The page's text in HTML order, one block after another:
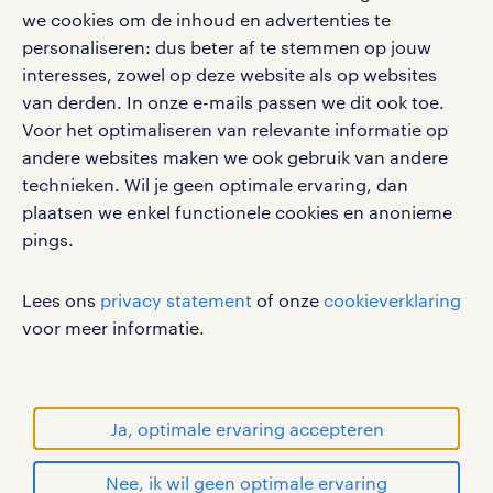
we cookies om de inhoud en advertenties te
personaliseren: dus beter af te stemmen op jouw
interesses, zowel op deze website als op websites
van derden. In onze e-mails passen we dit ook toe.
Voor het optimaliseren van relevante informatie op
andere websites maken we ook gebruik van andere
technieken. Wil je geen optimale ervaring, dan
plaatsen we enkel functionele cookies en anonieme
pings.
Lees ons privacy statement of onze cookieverklaring
voor meer informatie.
Ja, optimale ervaring accepteren
Nee, ik wil geen optimale ervaring
Volg ons voor de leukste content omtrent
vacatures, solliciteren en inspiratie.
werken bij randstad
gebruikersvoorwaarden
privacystatement
cookies
handelsmerken van Randstad N.V.
© Randstad 2026